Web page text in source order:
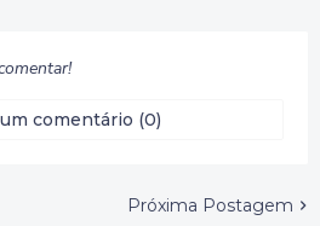
comentário (0)
Próxima Postagem